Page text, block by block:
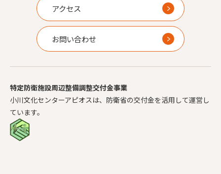
アクセス
お問い合わせ
特定防衛施設周辺整備調整交付金事業
小川文化センターアピオスは、防衛省の交付金を活用して運営し
ています。